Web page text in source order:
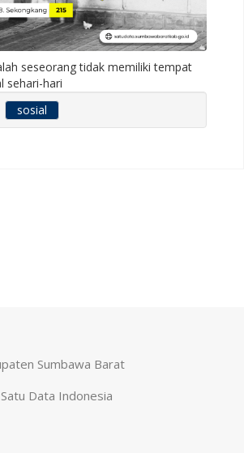
seseorang tidak memiliki tempat
sehari-hari
sosial
Sumbawa Barat
Satu Data Indonesia